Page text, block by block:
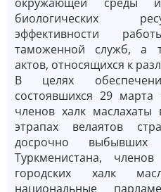
биологических
эффективности
таможенной служб, а
актов, относящихся к
В целях
состоявшихся 29
членов халк
этрапах велаятов
досрочно выбывших
Туркменистана, членов
городских халк
национальные